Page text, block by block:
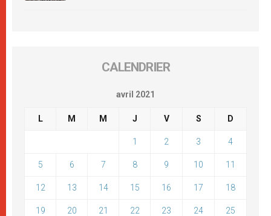
CALENDRIER
avril 2021
L M M J V S D
1 2 3 4
5 6 7 8 9 10 11
12 13 14 15 16 17 18
19 20 21 22 23 24 25